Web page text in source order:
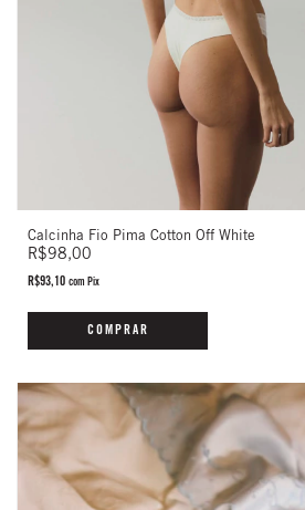
Calcinha Fio Pima Cotton Off White
R$98,00
R$93,10 com Pix
COMPRAR